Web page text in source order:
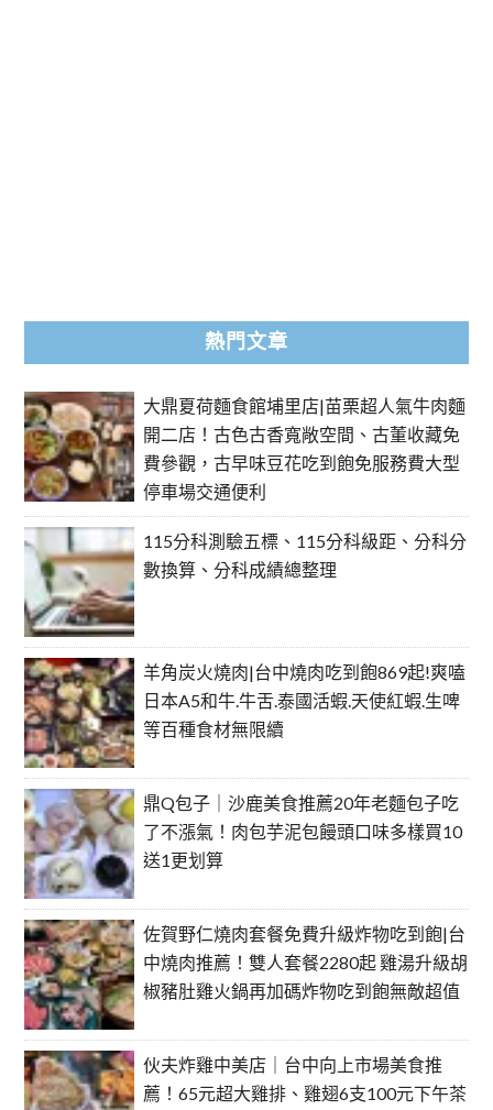
熱門文章
大鼎夏荷麵食館埔里店|苗栗超人氣牛肉麵
開二店！古色古香寬敞空間、古董收藏免
費參觀，古早味豆花吃到飽免服務費大型
停車場交通便利
115分科測驗五標、115分科級距、分科分
數換算、分科成績總整理
羊角炭火燒肉|台中燒肉吃到飽869起!爽嗑
日本A5和牛.牛舌.泰國活蝦.天使紅蝦.生啤
等百種食材無限續
鼎Q包子｜沙鹿美食推薦20年老麵包子吃
了不漲氣！肉包芋泥包饅頭口味多樣買10
送1更划算
佐賀野仁燒肉套餐免費升級炸物吃到飽|台
中燒肉推薦！雙人套餐2280起 雞湯升級胡
椒豬肚雞火鍋再加碼炸物吃到飽無敵超值
伙夫炸雞中美店｜台中向上市場美食推
薦！65元超大雞排、雞翅6支100元下午茶